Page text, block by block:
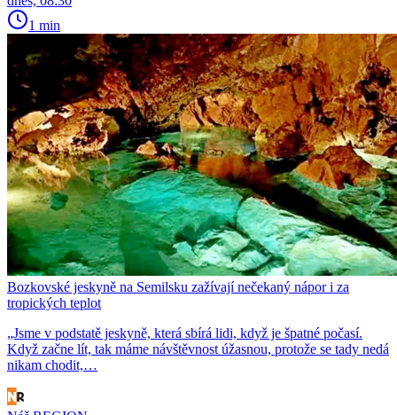
1 min
Bozkovské jeskyně na Semilsku zažívají nečekaný nápor i za
tropických teplot
„Jsme v podstatě jeskyně, která sbírá lidi, když je špatné počasí.
Když začne lít, tak máme návštěvnost úžasnou, protože se tady nedá
nikam chodit,…